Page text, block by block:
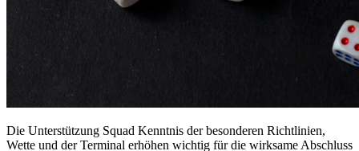
Die Unterstützung Squad Kenntnis der besonderen Richtlinien,
Wette und der Terminal erhöhen wichtig für die wirksame Abschluss